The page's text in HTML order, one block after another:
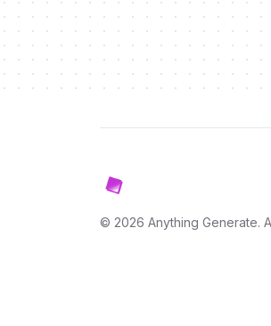
© 2026 Anything Generate.